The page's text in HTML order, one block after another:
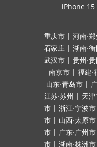
iPhone 15
重庆市 | 河南·
石家庄 | 湖南·
武汉市 | 贵州·
南京市 | 福建·
山东·青岛市 |
江苏·苏州 | 天
市 | 浙江·宁波市
市 | 山西·太原市
市 | 广东·广州市
市 | 湖南·株洲市